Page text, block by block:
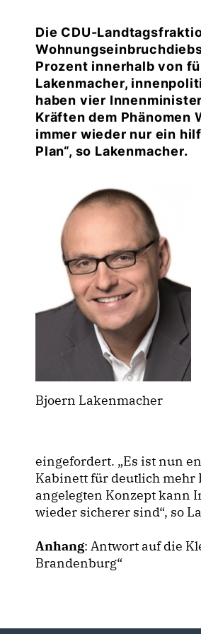
Die CDU-
Prozent innerhalb von
Lakenmacher,
haben vier
Kräften dem Phänomen
immer wieder nur ein
Plan“, so Lakenmacher.
Bjoern Lakenmacher
eingefordert. „Es ist nun
Kabinett für deutlich mehr
angelegten Konzept kann
wieder sicherer sind“, so
Anhang: Antwort auf die
Brandenburg“